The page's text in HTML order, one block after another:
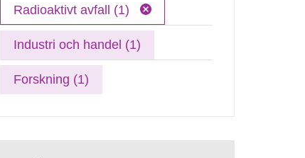
Radioaktivt avfall (1)
Industri och handel (1)
Forskning (1)